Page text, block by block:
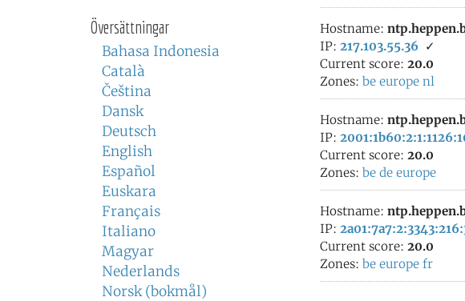
Översättningar
Bahasa Indonesia
Català
Čeština
Dansk
Deutsch
English
Español
Euskara
Français
Italiano
Magyar
Nederlands
Norsk (bokmål)
Hostname:
IP: 217.103.55.36 ✓
Current score: 20.0
Zones: be europe nl
Hostname:
IP:
Current score: 20.0
Zones: be de europe
Hostname:
IP:
Current score: 20.0
Zones: be europe fr